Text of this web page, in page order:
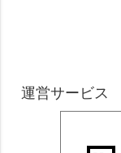
運営サービス